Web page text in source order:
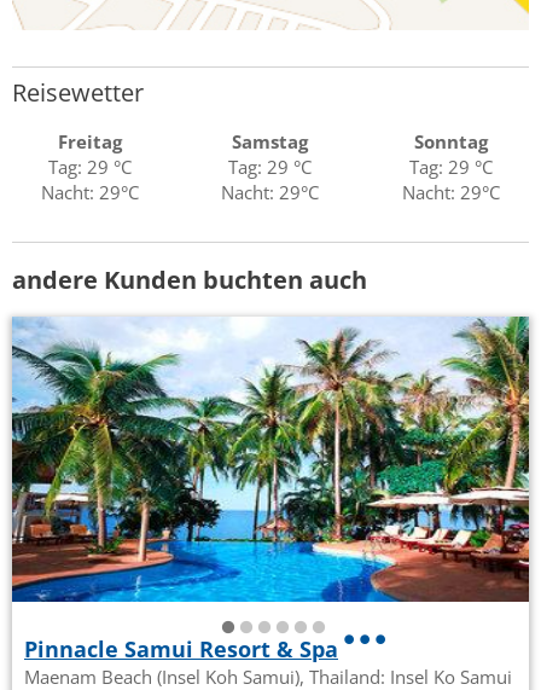
Reisewetter
Freitag
Tag: 29 °C
Nacht: 29°C
Samstag
Tag: 29 °C
Nacht: 29°C
Sonntag
Tag: 29 °C
Nacht: 29°C
andere Kunden buchten auch
Pinnacle Samui Resort & Spa
Maenam Beach (Insel Koh Samui), Thailand: Insel Ko Samui